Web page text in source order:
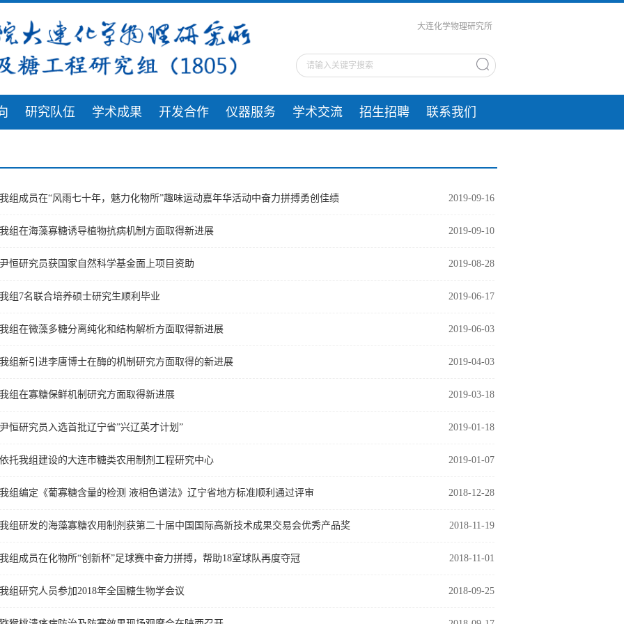
大连化学物理研究所
研究队伍 学术成果 开发合作 仪器服务 学术交流 招生招聘 联系我们
2019-09-16
我组成员在“风雨七十年，魅力化物所”趣味运动嘉年华活动中奋力拼搏勇创佳绩
2019-09-10
我组在海藻寡糖诱导植物抗病机制方面取得新进展
2019-08-28
尹恒研究员获国家自然科学基金面上项目资助
2019-06-17
我组7名联合培养硕士研究生顺利毕业
2019-06-03
我组在微藻多糖分离纯化和结构解析方面取得新进展
2019-04-03
我组新引进李唐博士在酶的机制研究方面取得的新进展
2019-03-18
我组在寡糖保鲜机制研究方面取得新进展
2019-01-18
尹恒研究员入选首批辽宁省”兴辽英才计划”
2019-01-07
依托我组建设的大连市糖类农用制剂工程研究中心
2018-12-28
我组编定《葡寡糖含量的检测 液相色谱法》辽宁省地方标准顺利通过评审
2018-11-19
我组研发的海藻寡糖农用制剂获第二十届中国国际高新技术成果交易会优秀产品奖
2018-11-01
我组成员在化物所“创新杯”足球赛中奋力拼搏，帮助18室球队再度夺冠
2018-09-25
我组研究人员参加2018年全国糖生物学会议